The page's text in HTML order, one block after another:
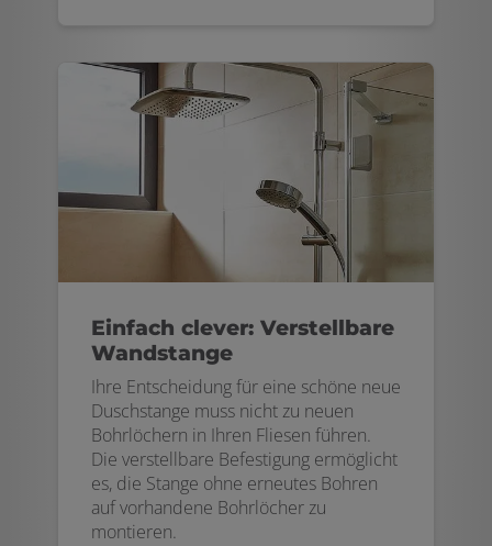
Einfach clever: Verstellbare
Wandstange
Ihre Entscheidung für eine schöne neue
Duschstange muss nicht zu neuen
Bohrlöchern in Ihren Fliesen führen.
Die verstellbare Befestigung ermöglicht
es, die Stange ohne erneutes Bohren
auf vorhandene Bohrlöcher zu
montieren.